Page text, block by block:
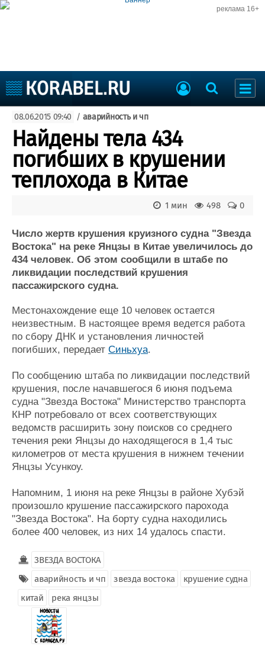
реклама 16+
Судоходство
Судоремонт
События
Пресс-релизы
Порты
ВМФ
Образование
Судостроение
Пульс
Новости
Компании
Репутация
Работа
Крюинг
Журнал
Реклама
Торговая площадка
Доска объявлений
Продажа флота
Оборудование
Материалы
Услуги
Конференции
Выставки и семинары
Личности
Словарь
Флот
Галерея флота
Форум
Отзывы
Все службы
08.06.2015 09:40 / аварийность и чп
Найдены тела 434
погибших в крушении
теплохода в Китае
0
498
1 мин
Число жертв крушения круизного судна "Звезда
Востока" на реке Янцзы в Китае увеличилось до
434 человек. Об этом сообщили в штабе по
ликвидации последствий крушения
пассажирского судна.
Местонахождение еще 10 человек остается
неизвестным. В настоящее время ведется работа
по сбору ДНК и установления личностей
погибших, передает Синьхуа.
По сообщению штаба по ликвидации последствий
крушения, после начавшегося 6 июня подъема
судна "Звезда Востока" Министерство транспорта
КНР потребовало от всех соответствующих
ведомств расширить зону поисков со среднего
течения реки Янцзы до находящегося в 1,4 тыс
километров от места крушения в нижнем течении
Янцзы Усункоу.
Напомним, 1 июня на реке Янцзы в районе Хубэй
произошло крушение пассажирского парохода
"Звезда Востока". На борту судна находились
более 400 человек, из них 14 удалось спасти.
ЗВЕЗДА ВОСТОКА
аварийность и чп
звезда востока
крушение судна
китай
река янцзы